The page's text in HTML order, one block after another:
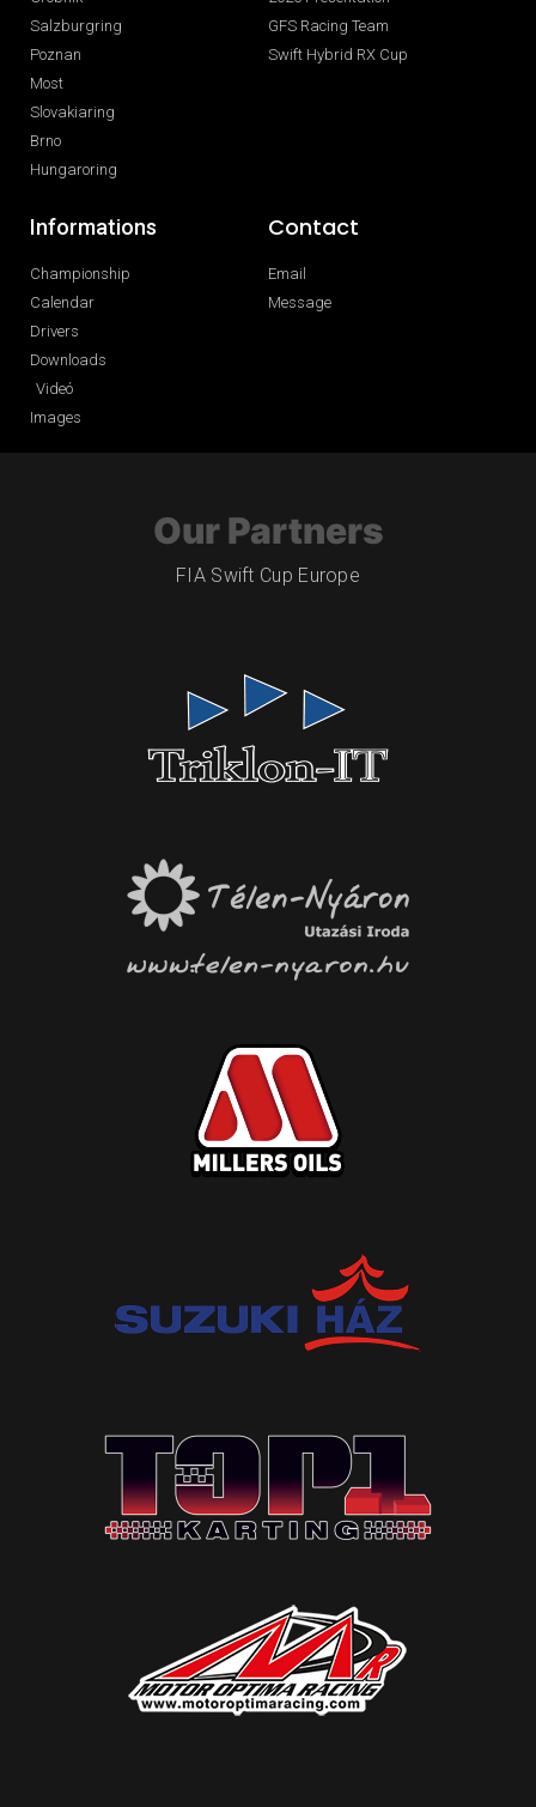
Salzburgring
Poznan
Most
Slovakiaring
Brno
Hungaroring
GFS Racing Team
Swift Hybrid RX Cup
Informations
Championship
Calendar
Drivers
Downloads
Videó
Images
Contact
Email
Message
Our Partners
FIA Swift Cup Europe